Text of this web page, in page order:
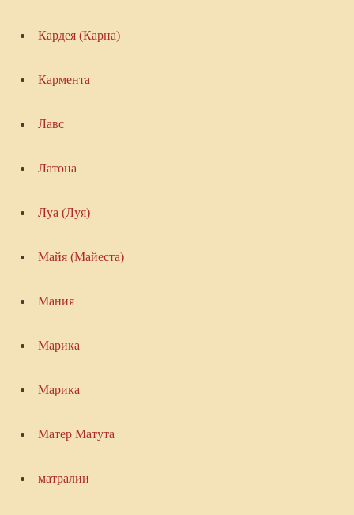
Кардея (Карна)
Кармента
Лавс
Латона
Луа (Луя)
Майя (Майеста)
Мания
Марика
Марика
Матер Матута
матралии